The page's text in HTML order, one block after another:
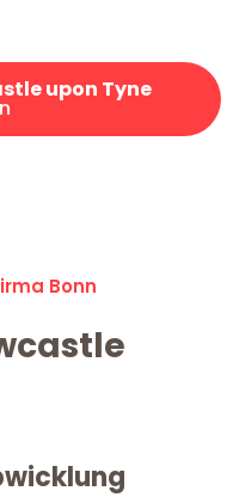
upon Tyne
Bonn